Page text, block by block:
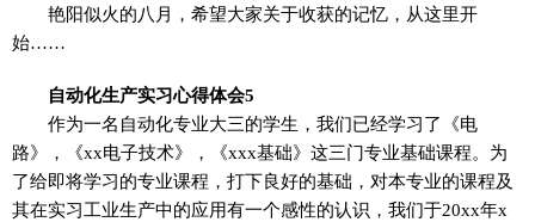
艳阳似火的八月，希望大家关于收获的记忆，从这里开
始……
自动化生产实习心得体会5
作为一名自动化专业大三的学生，我们已经学习了《电
路》，《xx电子技术》，《xxx基础》这三门专业基础课程。为
了给即将学习的专业课程，打下良好的基础，对本专业的课程及
其在实习工业生产中的应用有一个感性的认识，我们于20xx年x